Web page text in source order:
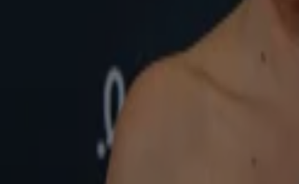
Wendy van Dijk geniet van eerste vakantie zonder kinderen
Marlijn Weerdenburg en haar partner voor het eerst in negen jaar samen op vakantie
Dinsdag 4 aug, 14:34